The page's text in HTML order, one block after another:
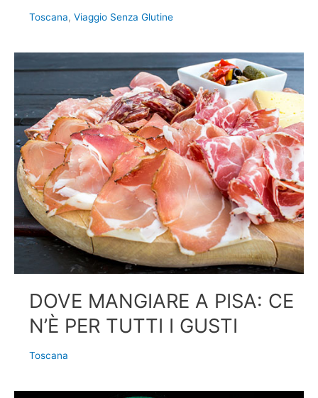
Toscana, Viaggio Senza Glutine
DOVE MANGIARE A PISA: CE
N’È PER TUTTI I GUSTI
Toscana